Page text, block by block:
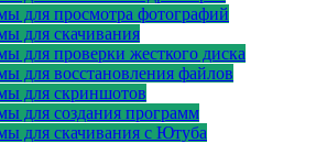
для просмотра фотографий
для скачивания
для проверки жесткого диска
для восстановления файлов
для скриншотов
для создания программ
для скачивания с Ютуба